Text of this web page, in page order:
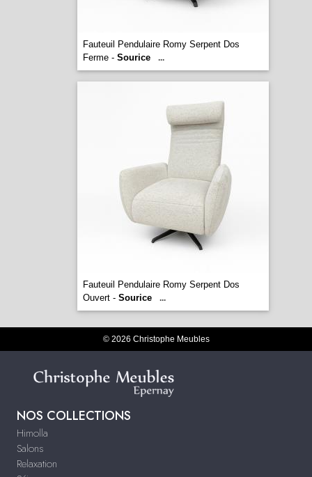
Fauteuil Pendulaire Romy Serpent Dos
Ferme - Sourice ...
Fauteuil Pendulaire Romy Serpent Dos
Ouvert - Sourice ...
© 2026 Christophe Meubles
NOS COLLECTIONS
Himolla
Salons
Relaxation